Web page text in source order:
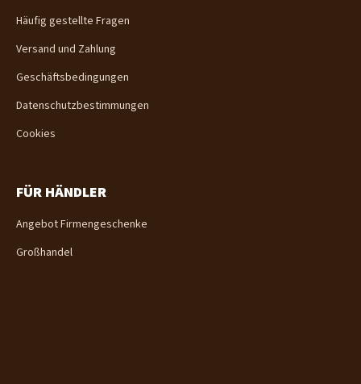
Häufig gestellte Fragen
Versand und Zahlung
Geschäftsbedingungen
Datenschutzbestimmungen
Cookies
FÜR HÄNDLER
Angebot Firmengeschenke
Großhandel